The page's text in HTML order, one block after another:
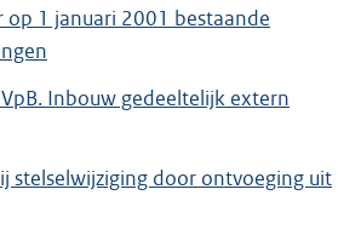
op 1 januari 2001 bestaande
Inbouw gedeeltelijk extern
stelselwijziging door ontvoeging uit